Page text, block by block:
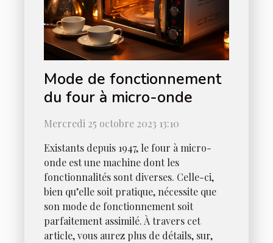
Mode de fonctionnement
du four à micro-onde
Mercredi 25 octobre 2023 13:10
Existants depuis 1947, le four à micro-
onde est une machine dont les
fonctionnalités sont diverses. Celle-ci,
bien qu’elle soit pratique, nécessite que
son mode de fonctionnement soit
parfaitement assimilé. À travers cet
article, vous aurez plus de détails, sur,